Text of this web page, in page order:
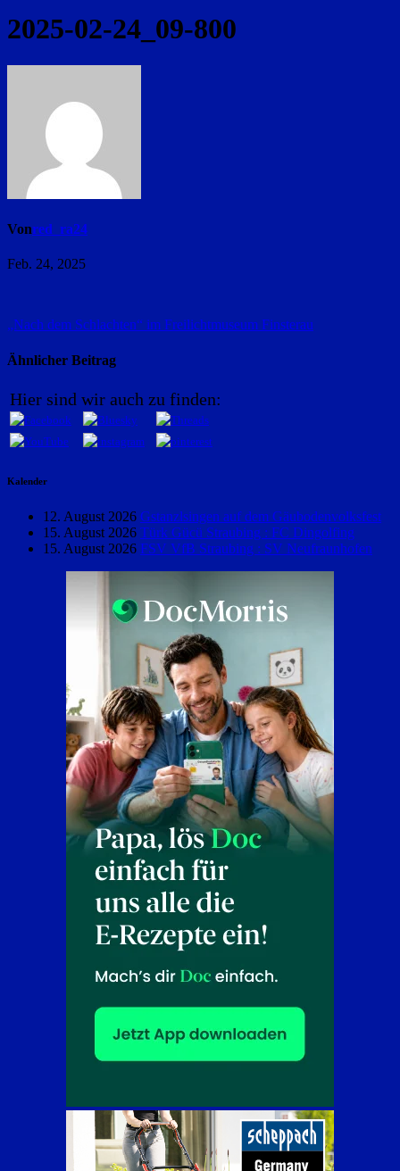
2025-02-24_09-800
Vonred_ra24
Feb. 24, 2025
Beitragsnavigation
„Nach dem Schlachten“ im Freilichtmuseum Finsterau
Ähnlicher Beitrag
Hier sind wir auch zu finden:
Kalender
12. August 2026 Gstanzlsingen auf dem Gäubodenvolksfest
15. August 2026 Türk Gücü Straubing : FC Dingolfing
15. August 2026 FSV VfB Straubing : SV Neufraunhofen